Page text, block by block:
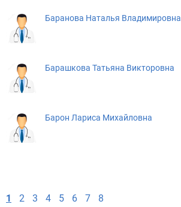
Баранова Наталья Владимировна
Барашкова Татьяна Викторовна
Барон Лариса Михайловна
1 2 3 4 5 6 7 8